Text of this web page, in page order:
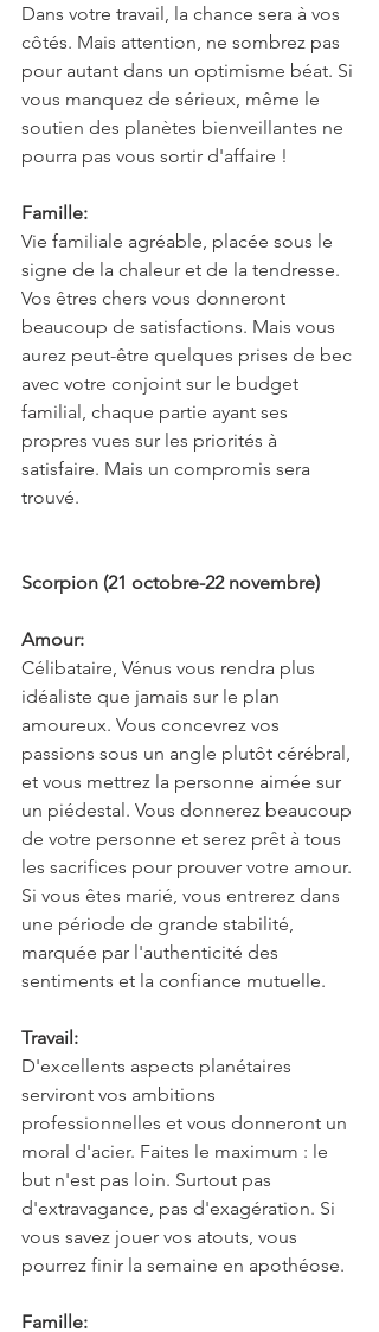
Dans votre travail, la chance sera à vos
côtés. Mais attention, ne sombrez pas
pour autant dans un optimisme béat. Si
vous manquez de sérieux, même le
soutien des planètes bienveillantes ne
pourra pas vous sortir d'affaire !
Famille:
Vie familiale agréable, placée sous le
signe de la chaleur et de la tendresse.
Vos êtres chers vous donneront
beaucoup de satisfactions. Mais vous
aurez peut-être quelques prises de bec
avec votre conjoint sur le budget
familial, chaque partie ayant ses
propres vues sur les priorités à
satisfaire. Mais un compromis sera
trouvé.
Scorpion (21 octobre-22 novembre)
Amour:
Célibataire, Vénus vous rendra plus
idéaliste que jamais sur le plan
amoureux. Vous concevrez vos
passions sous un angle plutôt cérébral,
et vous mettrez la personne aimée sur
un piédestal. Vous donnerez beaucoup
de votre personne et serez prêt à tous
les sacrifices pour prouver votre amour.
Si vous êtes marié, vous entrerez dans
une période de grande stabilité,
marquée par l'authenticité des
sentiments et la confiance mutuelle.
Travail:
D'excellents aspects planétaires
serviront vos ambitions
professionnelles et vous donneront un
moral d'acier. Faites le maximum : le
but n'est pas loin. Surtout pas
d'extravagance, pas d'exagération. Si
vous savez jouer vos atouts, vous
pourrez finir la semaine en apothéose.
Famille: